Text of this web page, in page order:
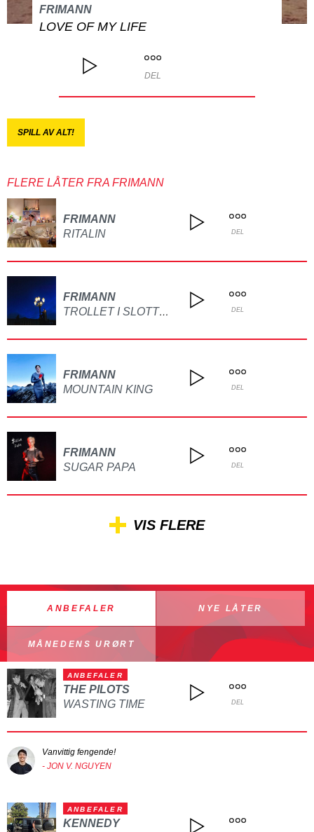
FRIMANN
LOVE OF MY LIFE
DEL
SPILL AV ALT!
FLERE LÅTER FRA FRIMANN
FRIMANN
RITALIN
DEL
FRIMANN
TROLLET I SLOTTET DEL
FRIMANN
MOUNTAIN KING
DEL
FRIMANN
SUGAR PAPA
DEL
VIS FLERE
ANBEFALER NYE LÅTER
MÅNEDENS URØRT
ANBEFALER
THE PILOTS
WASTING TIME
DEL
Vanvittig fengende!
- JON V. NGUYEN
ANBEFALER
KENNEDY